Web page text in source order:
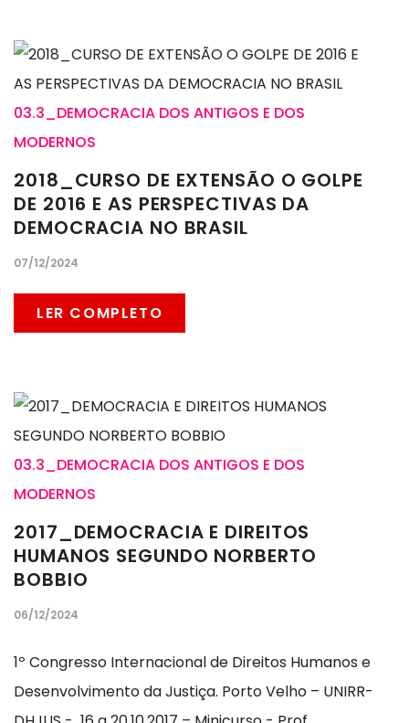
03.3_DEMOCRACIA DOS ANTIGOS E DOS
MODERNOS
2018_CURSO DE EXTENSÃO O GOLPE
DE 2016 E AS PERSPECTIVAS DA
DEMOCRACIA NO BRASIL
07/12/2024
LER COMPLETO
03.3_DEMOCRACIA DOS ANTIGOS E DOS
MODERNOS
2017_DEMOCRACIA E DIREITOS
HUMANOS SEGUNDO NORBERTO
BOBBIO
06/12/2024
1º Congresso Internacional de Direitos Humanos e
Desenvolvimento da Justiça. Porto Velho – UNIRR-